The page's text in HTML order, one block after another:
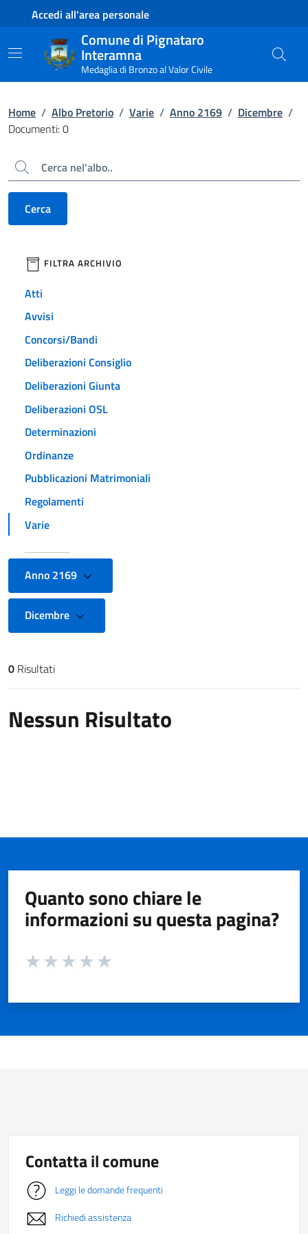
Contenuto principale
Piede di paginaAccedi all'area personale
Comune di Pignataro
Interamna
Medaglia di Bronzo al Valor Civile
Home / Albo Pretorio / Varie / Anno 2169 / Dicembre /
Documenti: 0
Cerca
Cerca
filtri da applicare
FILTRA ARCHIVIO
Atti
Avvisi
Concorsi/Bandi
Deliberazioni Consiglio
Deliberazioni Giunta
Deliberazioni OSL
Determinazioni
Ordinanze
Pubblicazioni Matrimoniali
Regolamenti
Varie
Anno 2169
Dicembre
Risultati di ricerca
0 Risultati
Nessun Risultato
Quanto sono chiare le
informazioni su questa pagina?
Valuta da 1 a 5 stelle la pagina
Contatta il comune
Leggi le domande frequenti
Richiedi assistenza